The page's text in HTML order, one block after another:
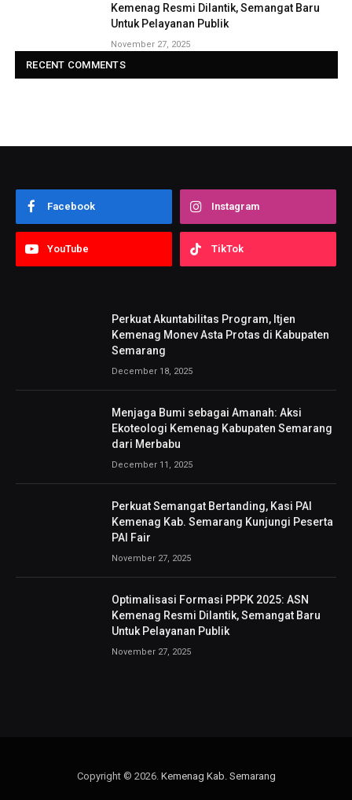
Kemenag Resmi Dilantik, Semangat Baru
Untuk Pelayanan Publik
November 27, 2025
RECENT COMMENTS
Facebook Instagram
YouTube TikTok
Perkuat Akuntabilitas Program, Itjen
Kemenag Monev Asta Protas di Kabupaten
Semarang
December 18, 2025
Menjaga Bumi sebagai Amanah: Aksi
Ekoteologi Kemenag Kabupaten Semarang
dari Merbabu
December 11, 2025
Perkuat Semangat Bertanding, Kasi PAI
Kemenag Kab. Semarang Kunjungi Peserta
PAI Fair
November 27, 2025
Optimalisasi Formasi PPPK 2025: ASN
Kemenag Resmi Dilantik, Semangat Baru
Untuk Pelayanan Publik
November 27, 2025
Copyright © 2026. Kemenag Kab. Semarang